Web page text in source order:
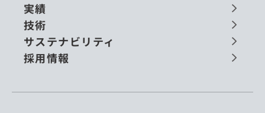
実績
技術
サステナビリティ
採用情報